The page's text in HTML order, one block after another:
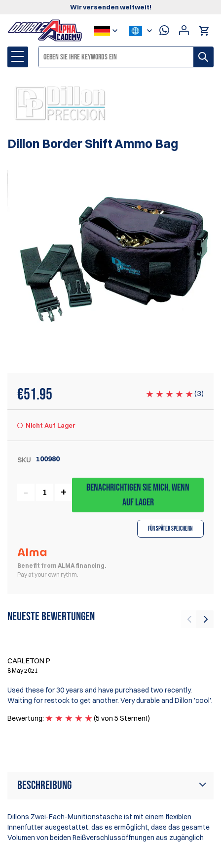
Wir versenden weltweit!
Dillon Border Shift Ammo Bag
€51.95 (3)
Nicht Auf Lager
SKU 100980
BENACHRICHTIGEN SIE MICH, WENN
AUF LAGER
Für später speichern
Benefit from ALMA financing.
Pay at your own rythm.
Neueste Bewertungen
CARLETON P
8 May 2021
Used these for 30 years and have purchased two recently.
Waiting for restock to get another. Very durable and Dillon 'cool'.
Bewertung:
(5 von 5 Sternen!)
Beschreibung
Dillons Zwei-Fach-Munitionstasche ist mit einem flexiblen
Innenfutter ausgestattet, das es ermöglicht, dass das gesamte
Volumen von beiden Reißverschlussöffnungen aus zugänglich